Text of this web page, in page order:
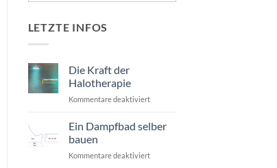
LETZTE INFOS
Die Kraft der
Halotherapie
Kommentare deaktiviertfür
Kraft
der
Ein Dampfbad selber
bauen
Kommentare deaktiviertfür